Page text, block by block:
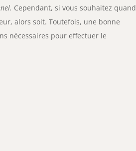
Cependant, si vous souhaitez quand
alors soit. Toutefois, une bonne
nécessaires pour effectuer le